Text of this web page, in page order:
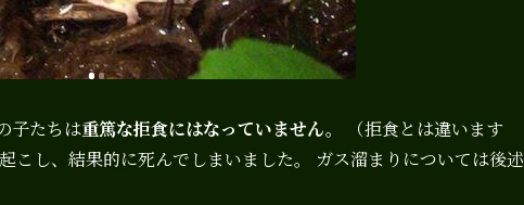
子たちは重篤な拒食にはなっていません。
（拒食とは違います
こし、結果的に死んでしまいました。 ガス溜まりについては後述